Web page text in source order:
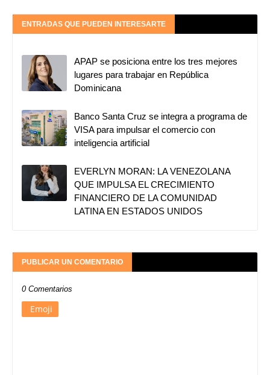
ENTRADAS QUE PUEDEN INTERESARTE
APAP se posiciona entre los tres mejores
lugares para trabajar en República
Dominicana
Banco Santa Cruz se integra a programa de
VISA para impulsar el comercio con
inteligencia artificial
EVERLYN MORAN: LA VENEZOLANA
QUE IMPULSA EL CRECIMIENTO
FINANCIERO DE LA COMUNIDAD
LATINA EN ESTADOS UNIDOS
PUBLICAR UN COMENTARIO
0 Comentarios
Emoji